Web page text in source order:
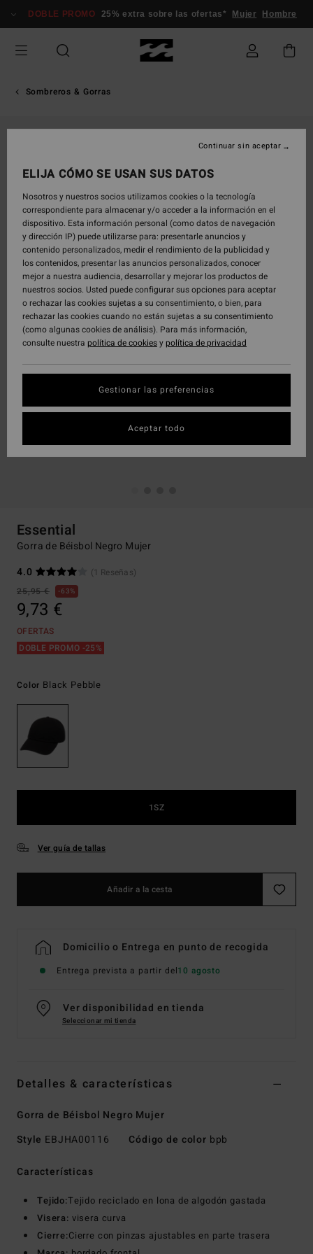
información
DOBLE PROMO 25% extra sobre las ofertas* Mujer Hombre
Sombreros & Gorras
Essential
Gorra de Béisbol Negro Mujer
4.0
(1 Reseñas)
25,95 €
63%
9,73 €
OFERTAS
DOBLE PROMO -25%
Color Black Pebble
1SZ
Ver guía de tallas
Añadir a la cesta
Domicilio o Entrega en punto de recogida
Entrega prevista a partir del10 agosto
Ver disponibilidad en tienda
Seleccionar mi tienda
Detalles & características
Gorra de Béisbol Negro Mujer
Style EBJHA00116 Código de color bpb
Características
Tejido:Tejido reciclado en lona de algodón gastada
Visera: visera curva
Cierre:Cierre con pinzas ajustables en parte trasera
ELIJA CÓMO SE USAN SUS DATOS
Nosotros y nuestros socios utilizamos cookies o la tecnología
correspondiente para almacenar y/o acceder a la información en el
dispositivo. Esta información personal (como datos de navegación
y dirección IP) puede utilizarse para: presentarle anuncios y
contenido personalizados, medir el rendimiento de la publicidad y
los contenidos, presentar las anuncios personalizados, conocer
mejor a nuestra audiencia, desarrollar y mejorar los productos de
nuestros socios. Usted puede configurar sus opciones para aceptar
o rechazar las cookies sujetas a su consentimiento, o bien, para
rechazar las cookies cuando no están sujetas a su consentimiento
(como algunas cookies de análisis). Para más información,
consulte nuestra política de cookiesypolítica de privacidad
Gestionar las preferencias
Continuar sin aceptar
Aceptar todo